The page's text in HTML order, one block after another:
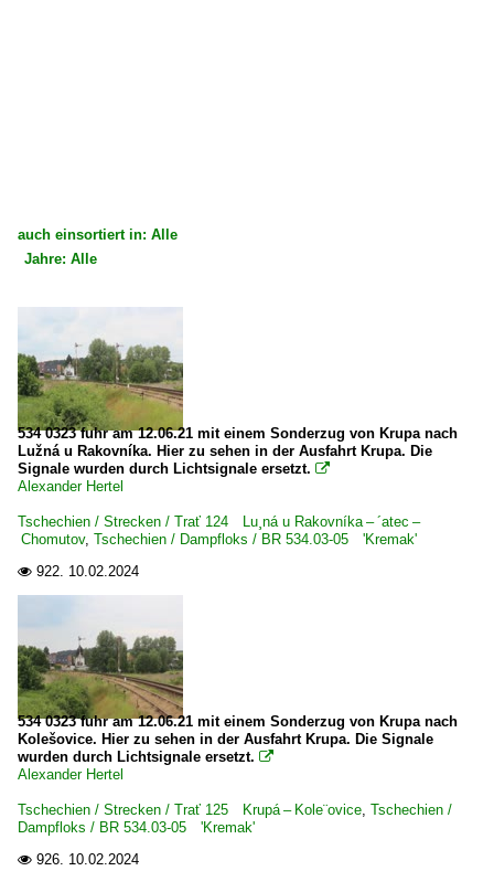
auch einsortiert in: Alle
Tschechien
Dieselloks
2 770 BR 770 · T 669.0 'Cmelak'
Strecken
Trať 125 Krupá – Kolešovice
Jahre: Alle
2010
2015
2016
2020
2021
534 0323 fuhr am 12.06.21 mit einem Sonderzug von Krupa nach
Lužná u Rakovníka. Hier zu sehen in der Ausfahrt Krupa. Die
Signale wurden durch Lichtsignale ersetzt. 
Alexander Hertel
Tschechien / Strecken / Trať 124 Lu¸ná u Rakovníka – ´atec –
Chomutov, Tschechien / Dampfloks / BR 534.03-05 'Kremak'
 922. 10.02.2024
534 0323 fuhr am 12.06.21 mit einem Sonderzug von Krupa nach
Kolešovice. Hier zu sehen in der Ausfahrt Krupa. Die Signale
wurden durch Lichtsignale ersetzt. 
Alexander Hertel
Tschechien / Strecken / Trať 125 Krupá – Kole¨ovice, Tschechien /
Dampfloks / BR 534.03-05 'Kremak'
 926. 10.02.2024